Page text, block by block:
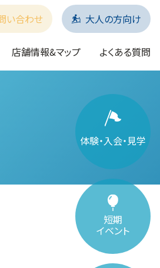
店舗情報&マップ よくある質問
い合わせ 大人の方向け
体験・入会・見学
短期
イベント